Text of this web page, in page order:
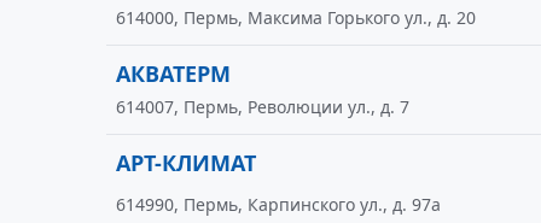
614000, Пермь, Максима Горького ул., д. 20
АКВАТЕРМ
614007, Пермь, Революции ул., д. 7
АРТ-КЛИМАТ
614990, Пермь, Карпинского ул., д. 97а